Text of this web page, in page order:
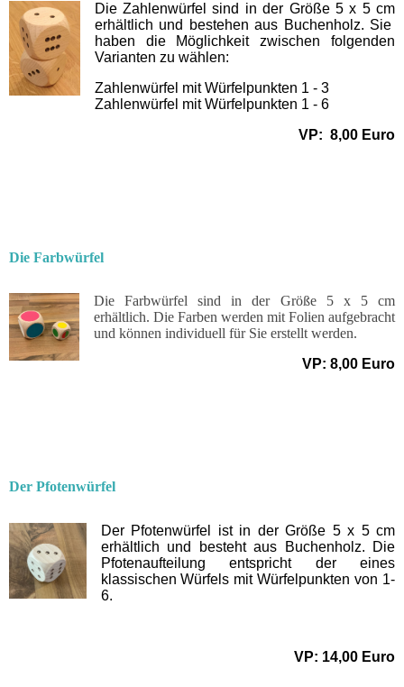
Die Zahlenwürfel sind in der Größe 5 x 5 cm
erhältlich und bestehen aus Buchenholz. Sie
haben die Möglichkeit zwischen folgenden
Varianten zu wählen:
Zahlenwürfel mit Würfelpunkten 1 - 3
Zahlenwürfel mit Würfelpunkten 1 - 6
VP: 8,00 Euro
Die Farbwürfel
Die Farbwürfel sind in der Größe 5 x 5 cm
erhältlich. Die Farben werden mit Folien aufgebracht
und können individuell für Sie erstellt werden.
VP: 8,00 Euro
Der Pfotenwürfel
Der Pfotenwürfel ist in der Größe 5 x 5 cm
erhältlich und besteht aus Buchenholz. Die
Pfotenaufteilung entspricht der eines
klassischen Würfels mit Würfelpunkten von 1-
6.
VP: 14,00 Euro